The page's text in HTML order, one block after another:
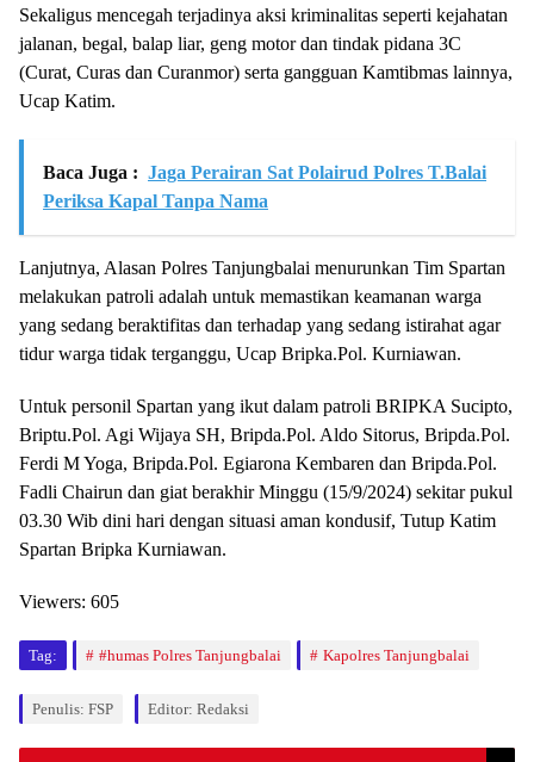
Sekaligus mencegah terjadinya aksi kriminalitas seperti kejahatan
jalanan, begal, balap liar, geng motor dan tindak pidana 3C
(Curat, Curas dan Curanmor) serta gangguan Kamtibmas lainnya,
Ucap Katim.
Baca Juga : Jaga Perairan Sat Polairud Polres T.Balai
Periksa Kapal Tanpa Nama
Lanjutnya, Alasan Polres Tanjungbalai menurunkan Tim Spartan
melakukan patroli adalah untuk memastikan keamanan warga
yang sedang beraktifitas dan terhadap yang sedang istirahat agar
tidur warga tidak terganggu, Ucap Bripka.Pol. Kurniawan.
Untuk personil Spartan yang ikut dalam patroli BRIPKA Sucipto,
Briptu.Pol. Agi Wijaya SH, Bripda.Pol. Aldo Sitorus, Bripda.Pol.
Ferdi M Yoga, Bripda.Pol. Egiarona Kembaren dan Bripda.Pol.
Fadli Chairun dan giat berakhir Minggu (15/9/2024) sekitar pukul
03.30 Wib dini hari dengan situasi aman kondusif, Tutup Katim
Spartan Bripka Kurniawan.
Viewers: 605
Tag: #humas Polres Tanjungbalai Kapolres Tanjungbalai
Penulis: FSP Editor: Redaksi